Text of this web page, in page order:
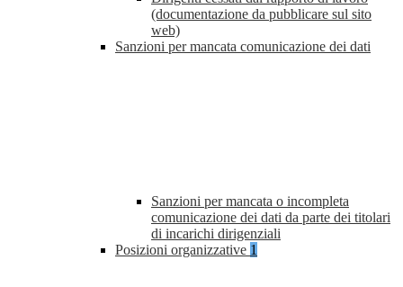
(documentazione da pubblicare sul sito
web)
Sanzioni per mancata comunicazione dei dati
Sanzioni per mancata o incompleta
comunicazione dei dati da parte dei titolari
di incarichi dirigenziali
Posizioni organizzative 1